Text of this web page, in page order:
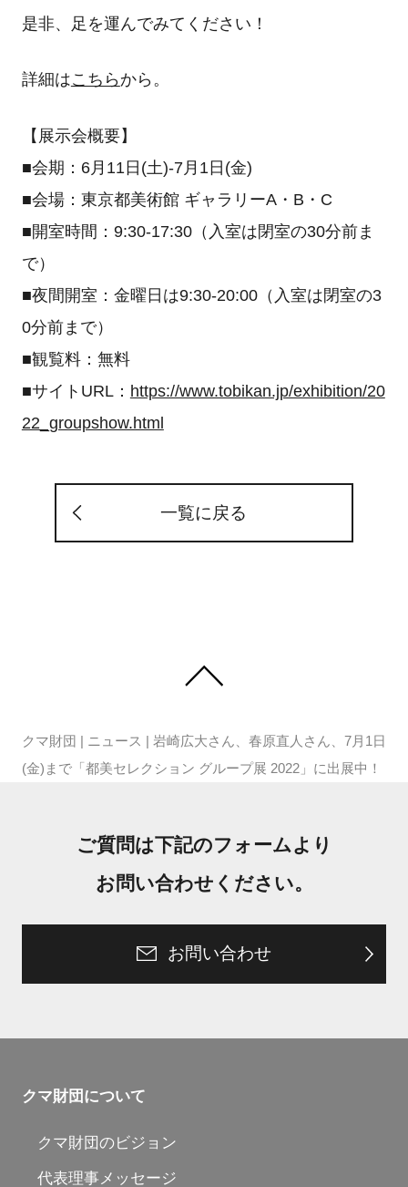
是非、足を運んでみてください！
詳細はこちらから。
【展示会概要】
■会期：6月11日(土)-7月1日(金)
■会場：東京都美術館 ギャラリーA・B・C
■開室時間：9:30-17:30（入室は閉室の30分前ま
で）
■夜間開室：金曜日は9:30-20:00（入室は閉室の3
0分前まで）
■観覧料：無料
■サイトURL： https://www.tobikan.jp/exhibition/20
22_groupshow.html
一覧に戻る
クマ財団 | ニュース | 岩崎広大さん、春原直人さん、7月1日
(金)まで「都美セレクション グループ展 2022」に出展中！
ご質問は下記のフォームより
お問い合わせください。
お問い合わせ
クマ財団について
クマ財団のビジョン
代表理事メッセージ